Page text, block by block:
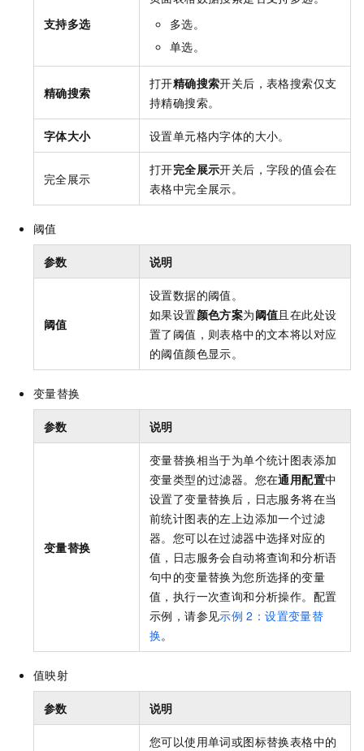
支持多选
多选。
单选。
精确搜索
打开精确搜索开关后，表格搜索仅支
持精确搜索。
字体大小 设置单元格内字体的大小。
完全展示
打开完全展示开关后，字段的值会在
表格中完全展示。
阈值
参数 说明
阈值
设置数据的阈值。
如果设置颜色方案为阈值且在此处设
置了阈值，则表格中的文本将以对应
的阈值颜色显示。
变量替换
参数 说明
变量替换
变量替换相当于为单个统计图表添加
变量类型的过滤器。您在通用配置中
设置了变量替换后，日志服务将在当
前统计图表的左上边添加一个过滤
器。您可以在过滤器中选择对应的
值，日志服务会自动将查询和分析语
句中的变量替换为您所选择的变量
值，执行一次查询和分析操作。配置
示例，请参见示例 2：设置变量替
换。
值映射
参数 说明
您可以使用单词或图标替换表格中的